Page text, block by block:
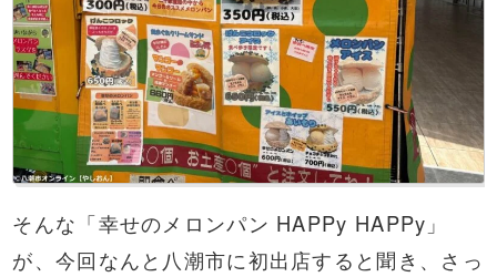
そんな「幸せのメロンパン HAPPy HAPPy」
が、今回なんと八潮市に初出店すると聞き、さっ